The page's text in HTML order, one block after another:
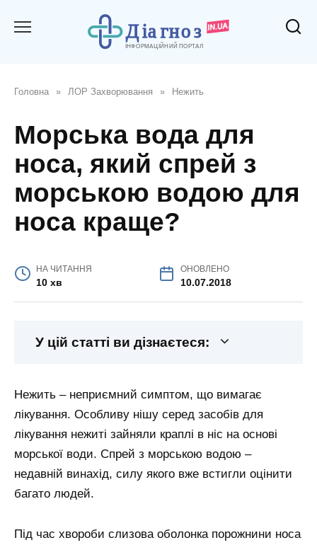
Головна » ЛОР Захворювання » Нежить
Морська вода для
носа, який спрей з
морською водою для
носа краще?
НА ЧИТАННЯ
10 хв
ОНОВЛЕНО
10.07.2018
У цій статті ви дізнаєтеся:
Нежить – неприємний симптом, що вимагає
лікування. Особливу нішу серед засобів для
лікування нежиті зайняли краплі в ніс на основі
морської води. Спрей з морською водою –
недавній винахід, силу якого вже встигли оцінити
багато людей.
Під час хвороби слизова оболонка порожнини носа